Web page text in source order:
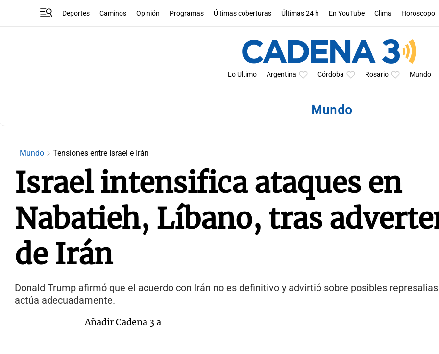
Deportes Caminos Opinión Programas Últimas coberturas Últimas 24 h En YouTube Clima Horóscopo
Lo Último Argentina Córdoba Rosario Mundo
Mundo
Mundo Tensiones entre Israel e Irán
Israel intensifica ataques en
Nabatieh, Líbano, tras
de Irán
Donald Trump afirmó que el acuerdo con Irán no es definitivo y advirtió sobre posibles
actúa adecuadamente.
Añadir Cadena 3 a